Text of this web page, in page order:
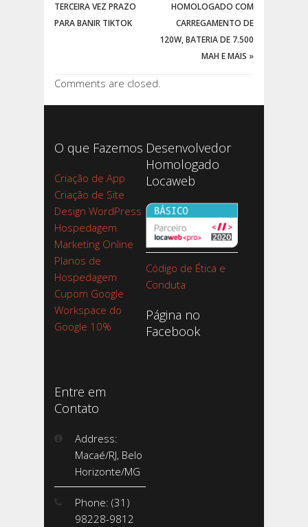
TERCEIRA VEZ PRAZO
PARA BANIR TIKTOK
HOMOLOGADO COM
CARREGAMENTO DE
120W, BATERIA DE 7.500
MAH E MAIS »
Comments are closed.
O que Fazemos
Criação de App
Criação de Site
Design WordPress
Hospedagem
Marketing Online
Planos de
Hospedagem
Cupom Google
Workspace do
Google 10%
Desenvolvedor
Homologado
Locaweb
Código de Ética e
Conduta
Página no
Facebook
Entre em
Contato
Address:
Macaé/RJ, Belo
Horizonte/MG
Phone: (31)
98228-9812